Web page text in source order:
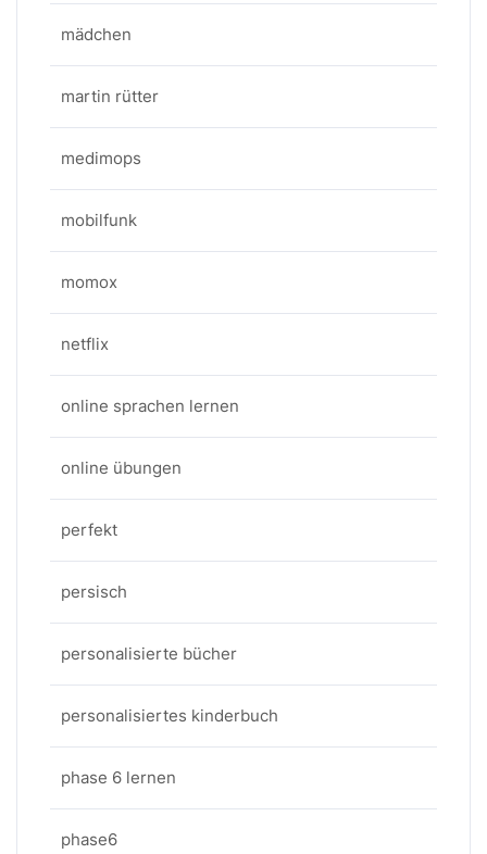
mädchen
martin rütter
medimops
mobilfunk
momox
netflix
online sprachen lernen
online übungen
perfekt
persisch
personalisierte bücher
personalisiertes kinderbuch
phase 6 lernen
phase6